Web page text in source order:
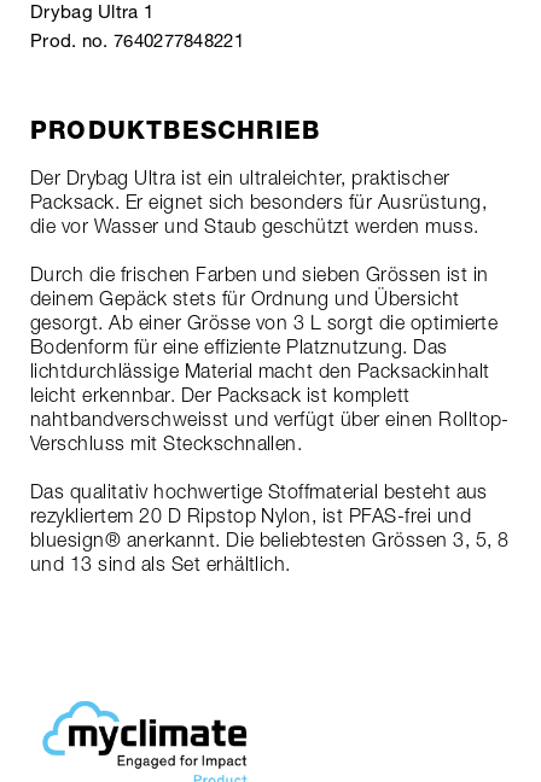
Drybag Ultra 1
Prod. no. 7640277848221
PRODUKTBESCHRIEB
Der Drybag Ultra ist ein ultraleichter, praktischer
Packsack. Er eignet sich besonders für Ausrüstung,
die vor Wasser und Staub geschützt werden muss.
Durch die frischen Farben und sieben Grössen ist in
deinem Gepäck stets für Ordnung und Übersicht
gesorgt. Ab einer Grösse von 3 L sorgt die optimierte
Bodenform für eine effiziente Platznutzung. Das
lichtdurchlässige Material macht den Packsackinhalt
leicht erkennbar. Der Packsack ist komplett
nahtbandverschweisst und verfügt über einen Rolltop-
Verschluss mit Steckschnallen.
Das qualitativ hochwertige Stoffmaterial besteht aus
rezykliertem 20 D Ripstop Nylon, ist PFAS-frei und
bluesign® anerkannt. Die beliebtesten Grössen 3, 5, 8
und 13 sind als Set erhältlich.